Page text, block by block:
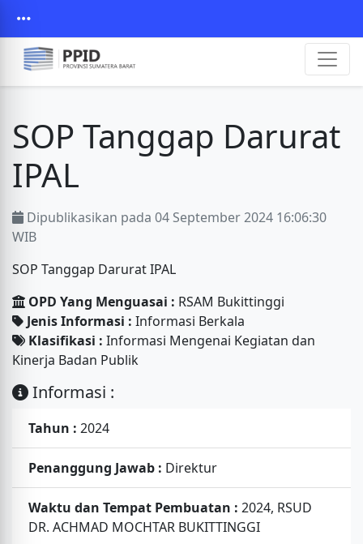
SOP Tanggap Darurat
IPAL
Dipublikasikan pada 04 September 2024 16:06:30
WIB
SOP Tanggap Darurat IPAL
OPD Yang Menguasai : RSAM Bukittinggi
Jenis Informasi : Informasi Berkala
Klasifikasi : Informasi Mengenai Kegiatan dan
Kinerja Badan Publik
Informasi :
Tahun : 2024
Penanggung Jawab : Direktur
Waktu dan Tempat Pembuatan : 2024, RSUD
DR. ACHMAD MOCHTAR BUKITTINGGI